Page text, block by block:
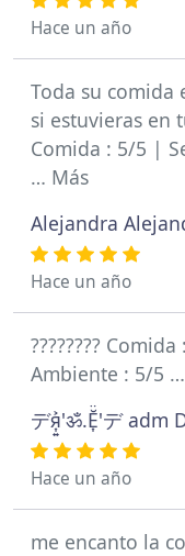
Hace un año
Toda su comida
si estuvieras en
Comida : 5/5 |
… Más
Alejandra
Hace un año
????????
Ambiente : 5/5
デя͎͍͐'ॐ.Ĕ͎̈'デ adm
Hace un año
me encanto la